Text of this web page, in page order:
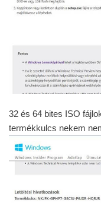
32 és 64 bites ISO
termékkulcs nekem